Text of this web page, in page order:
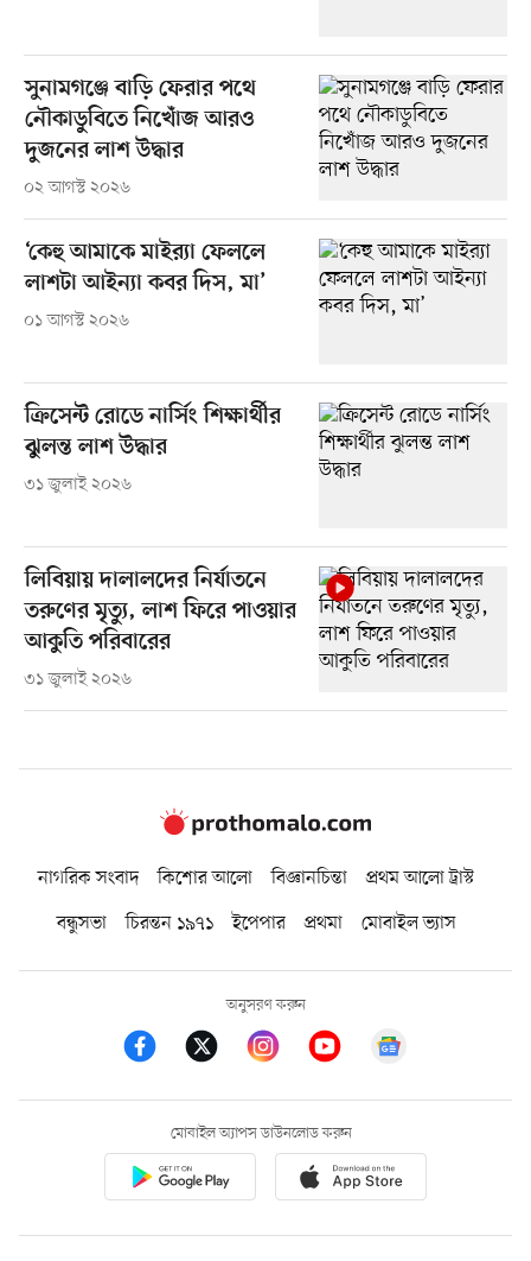
সুনামগঞ্জে বাড়ি ফেরার পথে
নৌকাডুবিতে নিখোঁজ আরও
দুজনের লাশ উদ্ধার
০২ আগস্ট ২০২৬
‘কেহু আমাকে মাইর‌্যা ফেললে
লাশটা আইন্যা কবর দিস, মা’
০১ আগস্ট ২০২৬
ক্রিসেন্ট রোডে নার্সিং শিক্ষার্থীর
ঝুলন্ত লাশ উদ্ধার
৩১ জুলাই ২০২৬
লিবিয়ায় দালালদের নির্যাতনে
তরুণের মৃত্যু, লাশ ফিরে পাওয়ার
আকুতি পরিবারের
৩১ জুলাই ২০২৬
নাগরিক সংবাদ কিশোর আলো বিজ্ঞানচিন্তা
প্রথম আলো ট্রাস্ট
বন্ধুসভা
চিরন্তন ১৯৭১ ইপেপার প্রথমা মোবাইল ভ্যাস
অনুসরণ করুন
মোবাইল অ্যাপস ডাউনলোড করুন